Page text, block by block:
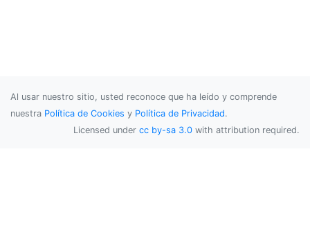
Al usar nuestro sitio, usted reconoce que ha leído y comprende
nuestra Política de Cookies y Política de Privacidad.
Licensed under cc by-sa 3.0 with attribution required.